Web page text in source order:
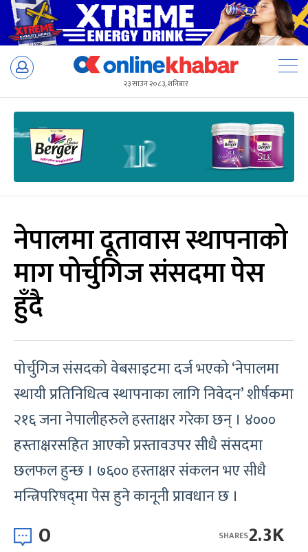
Skip
२३ साउन २०८३, शनिबार
नेपालमा दूतावास स्थापनाको
माग पोर्चुगिज संसदमा पेस
हुँदै
पोर्चुगिज संसदको वेबसाइटमा दर्ज भएको ‘नेपालमा
स्थायी प्रतिनिधित्व स्थापनाका लागि निवेदन’ शीर्षकमा
२१६ जना नेपालीहरुले हस्ताक्षर गरेका छन् । ४०००
हस्ताक्षरसहित आएको प्रस्तावउपर सीधै संसदमा
छलफल हुन्छ । ७६०० हस्ताक्षर संकलन भए सीधै
मन्त्रिपरिषद्‍मा पेस हुने कानूनी प्रावधान छ ।
0 2.3K
SHARES